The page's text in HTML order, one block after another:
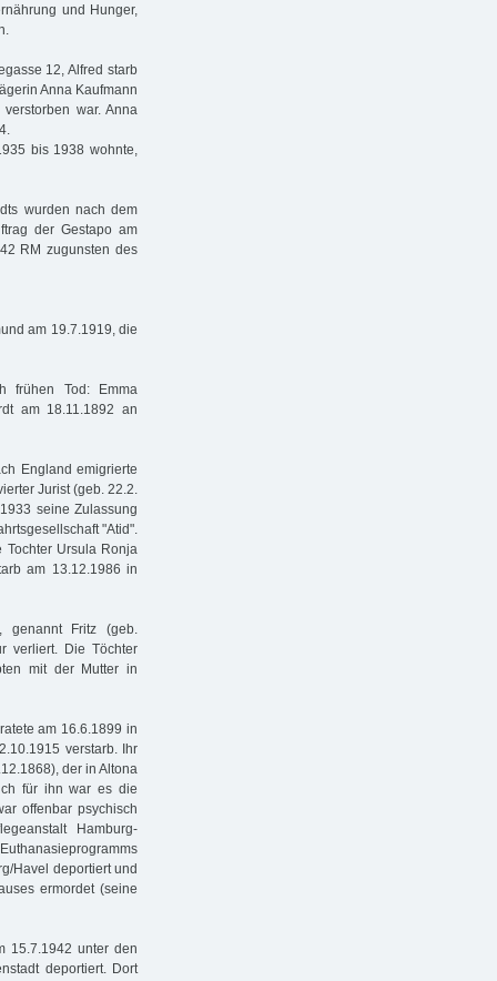
und Hunger,
12, Alfred starb
Anna Kaufmann
war. Anna
bis 1938 wohnte,
wurden nach dem
der Gestapo am
RM zugunsten des
am 19.7.1919, die
frühen Tod: Emma
am 18.11.1892 an
England emigrierte
Jurist (geb. 22.2.
seine Zulassung
"Atid".
Ursula Ronja
am 13.12.1986 in
genannt Fritz (geb.
verliert. Die Töchter
mit der Mutter in
am 16.6.1899 in
verstarb. Ihr
der in Altona
für ihn war es die
offenbar psychisch
Hamburg-
Havel deportiert und
ermordet (seine
15.7.1942 unter den
deportiert. Dort